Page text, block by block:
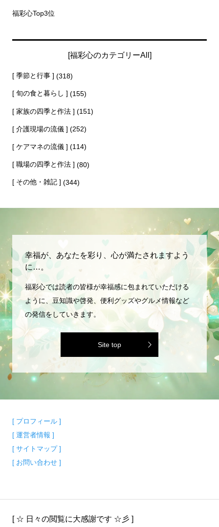
福彩心Top3位
[福彩心のカテゴリーAll]
[ 季節と行事 ] (318)
[ 旬の食と暮らし ] (155)
[ 家族の四季と作法 ] (151)
[ 介護現場の流儀 ] (252)
[ ケアマネの流儀 ] (114)
[ 職場の四季と作法 ] (80)
[ その他・雑記 ] (344)
幸福が、あなたを彩り、心が満たされますよう
に…。
福彩心では読者の皆様が幸福感に包まれていただける
ように、豆知識や啓発、便利グッズやグルメ情報など
の発信をしていきます。
Site top
[ プロフィール ]
[ 運営者情報 ]
[ サイトマップ ]
[ お問い合わせ ]
[ ☆ 日々の閲覧に大感謝です ☆彡 ]